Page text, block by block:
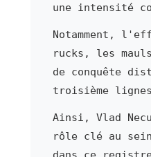
une intensité
Notamment,
rucks, les
de conquête
troisième
Ainsi, Vlad
rôle clé au